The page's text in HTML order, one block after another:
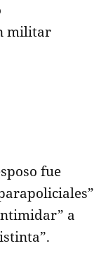
militar
fue
a